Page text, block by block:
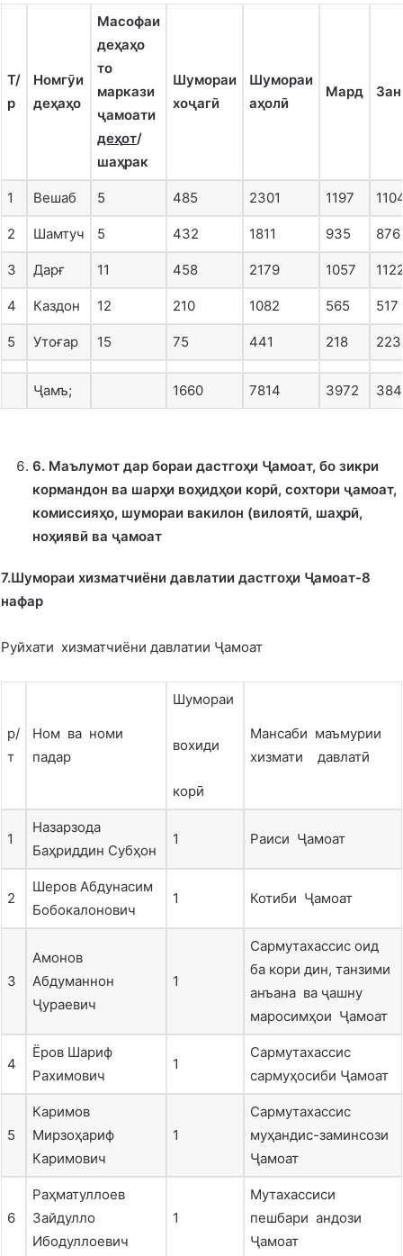
Т/
р
Номгӯи
деҳаҳо
Масофаи
деҳаҳо
то
маркази
ҷамоати
деҳот/
шаҳрак
Шумораи
хоҷагӣ
Шумораи
аҳолӣ
Мард Зан
1 Вешаб 5 485 2301 1197
2 Шамтуч 5 432 1811 935 876
3 Дарғ 11 458 2179 1057
4 Каздон 12 210 1082 565 517
5 Утоғар 15 75 441 218 223
Ҷамъ; 1660 7814 3972
6. Маълумот дар бораи дастгоҳи Ҷамоат, бо зикри
кормандон ва шарҳи воҳидҳои корӣ, сохтори ҷамоат,
комиссияҳо, шумораи вакилон (вилоятӣ, шаҳрӣ,
ноҳиявӣ ва ҷамоат
7.Шумораи хизматчиёни давлатии дастгоҳи Ҷамоат-8
нафар
Руйхати хизматчиёни давлатии Ҷамоат
р/
т
Ном ва номи
падар
Шумораи
вохиди
корӣ
Мансаби маъмурии
хизмати давлатӣ
1
Назарзода
Баҳриддин Субҳон
1 Раиси Ҷамоат
2
Шеров Абдунасим
Бобокалонович
1 Котиби Ҷамоат
3
Амонов
Абдуманнон
Ҷураевич
1
Сармутахассис оид
ба кори дин, танзими
анъана ва ҷашну
маросимҳои Ҷамоат
4
Ёров Шариф
Рахимович
1
Сармутахассис
сармуҳосиби Ҷамоат
5
Каримов
Мирзоҳариф
Каримович
1
Сармутахассис
муҳандис-заминсози
Ҷамоат
6
Раҳматуллоев
Зайдулло
Ибодуллоевич
1
Мутахассиси
пешбари андози
Ҷамоат